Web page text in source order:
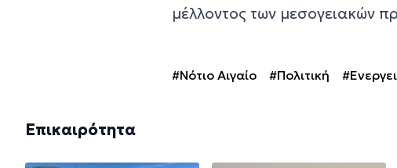
μέλλοντος των μεσογειακών
#Νότιο Αιγαίο #Πολιτική
Επικαιρότητα